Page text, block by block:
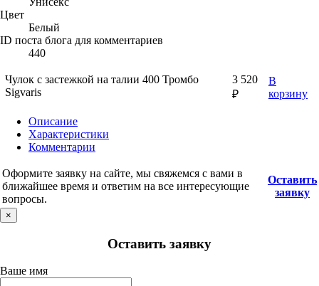
Цвет
Белый
ID поста блога для комментариев
440
Чулок с застежкой на талии 400 Тромбо
Sigvaris
3 520
₽
В
корзину
Описание
Характеристики
Комментарии
Оформите заявку на сайте, мы свяжемся с вами в
ближайшее время и ответим на все интересующие
вопросы.
Оставить
заявку
×
Оставить заявку
Ваше имя